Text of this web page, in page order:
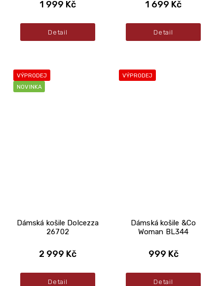
1 999 Kč
Detail
1 699 Kč
Detail
VÝPRODEJ
NOVINKA
Dámská košile Dolcezza
26702
2 999 Kč
Detail
VÝPRODEJ
Dámská košile &Co
Woman BL344
999 Kč
Detail